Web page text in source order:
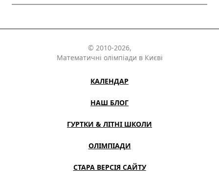
© 2010-2026,
Математичні олімпіади в Києві
КАЛЕНДАР
НАШ БЛОГ
ГУРТКИ & ЛІТНІ ШКОЛИ
ОЛІМПІАДИ
СТАРА ВЕРСІЯ САЙТУ